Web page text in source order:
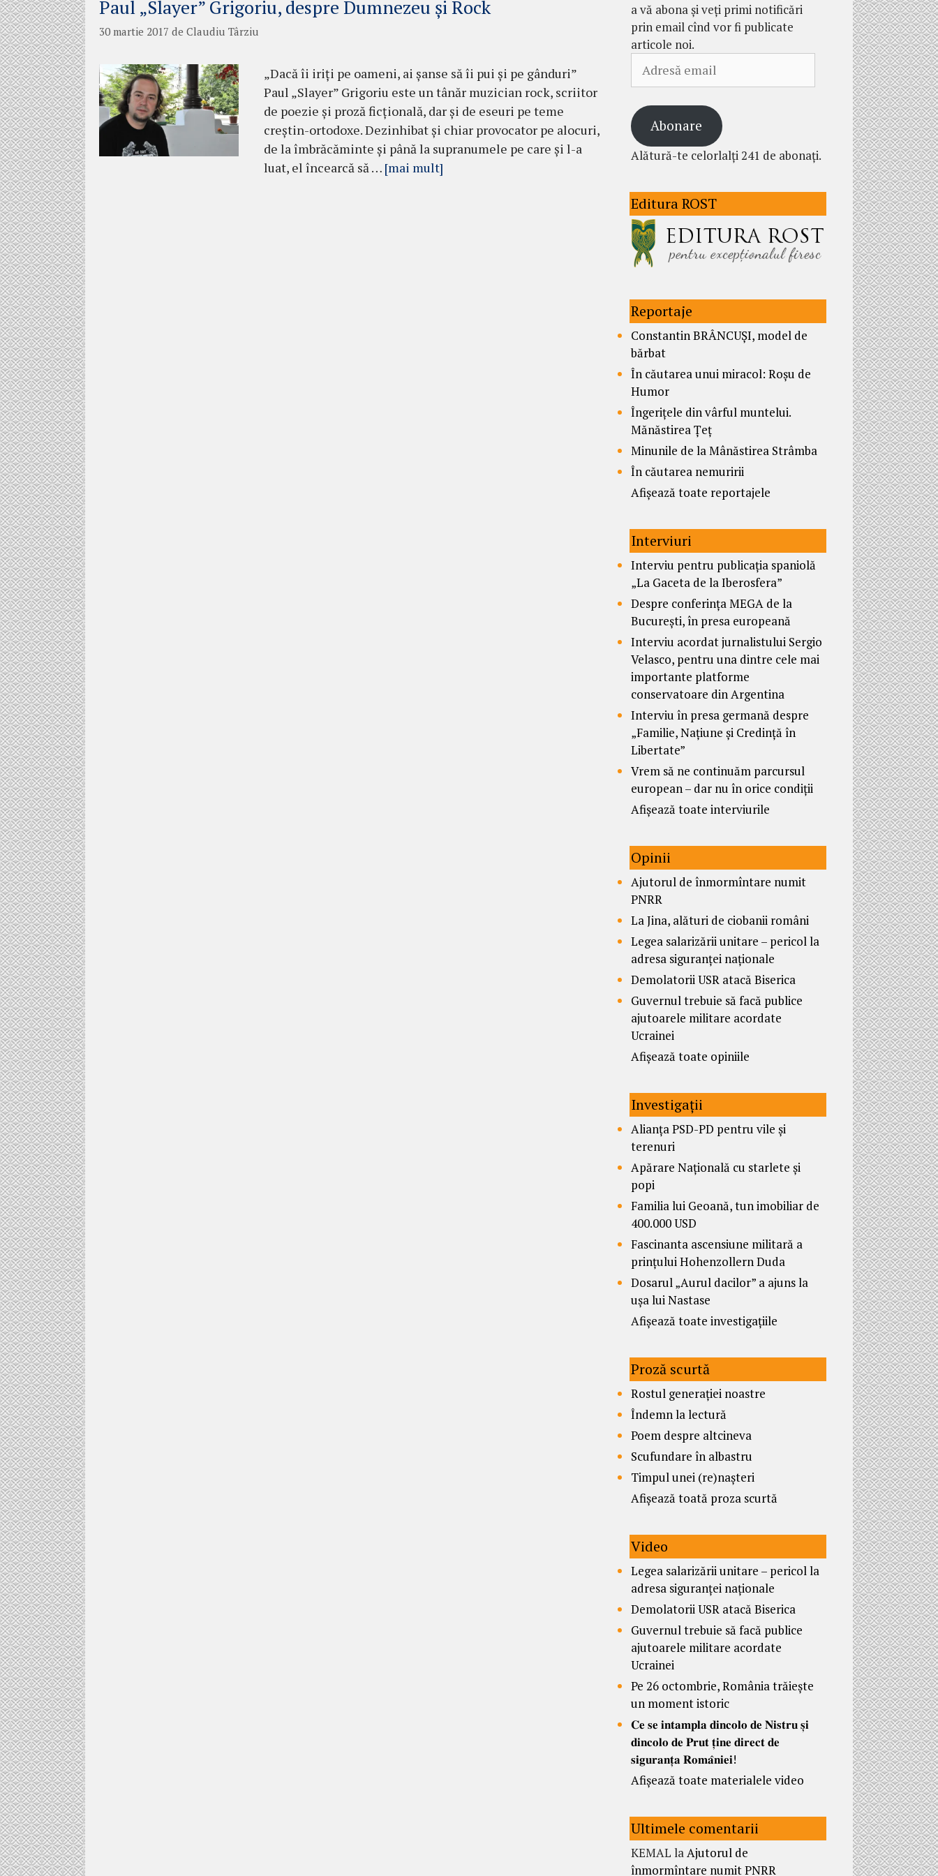
Paul „Slayer” Grigoriu, despre Dumnezeu și Rock
30 martie 2017 de Claudiu Târziu
„Dacă îi iriţi pe oameni, ai şanse să îi pui şi pe gânduri”
Paul „Slayer” Grigoriu este un tânăr muzi­cian rock, scriitor
de poezie şi proză ficţio­nală, dar şi de eseuri pe teme
creştin-orto­doxe. Dezinhibat şi chiar provocator pe alocuri,
de la îmbrăcăminte şi până la supranumele pe care şi l-a
luat, el încearcă să … [mai mult]
a vă abona și veți primi notificări
prin email cînd vor fi publicate
articole noi.
email
Abonare
Alătură-te celorlalți 241 de abonați.
Editura ROST
Reportaje
Constantin BRÂNCUȘI, model de
bărbat
În căutarea unui miracol: Roșu de
Humor
Îngerițele din vârful muntelui.
Mănăstirea Țeț
Minunile de la Mânăstirea Strâmba
În căutarea nemuririi
Afișează toate reportajele
Interviuri
Interviu pentru publicația spaniolă
„La Gaceta de la Iberosfera”
Despre conferința MEGA de la
București, în presa europeană
Interviu acordat jurnalistului Sergio
Velasco, pentru una dintre cele mai
importante platforme
conservatoare din Argentina
Interviu în presa germană despre
„Familie, Națiune și Credință în
Libertate”
Vrem să ne continuăm parcursul
european – dar nu în orice condiții
Afișează toate interviurile
Opinii
Ajutorul de înmormîntare numit
PNRR
La Jina, alături de ciobanii români
Legea salarizării unitare – pericol la
adresa siguranței naționale
Demolatorii USR atacă Biserica
Guvernul trebuie să facă publice
ajutoarele militare acordate
Ucrainei
Afișează toate opiniile
Investigații
Alianța PSD-PD pentru vile și
terenuri
Apărare Națională cu starlete și
popi
Familia lui Geoană, tun imobiliar de
400.000 USD
Fascinanta ascensiune militară a
prințului Hohenzollern Duda
Dosarul „Aurul dacilor” a ajuns la
ușa lui Nastase
Afișează toate investigațiile
Proză scurtă
Rostul generației noastre
Îndemn la lectură
Poem despre altcineva
Scufundare în albastru
Timpul unei (re)nașteri
Afișează toată proza scurtă
Video
Legea salarizării unitare – pericol la
adresa siguranței naționale
Demolatorii USR atacă Biserica
Guvernul trebuie să facă publice
ajutoarele militare acordate
Ucrainei
Pe 26 octombrie, România trăiește
un moment istoric
𝐂𝐞 𝐬𝐞 𝐢𝐧𝐭𝐚𝐦𝐩𝐥𝐚 𝐝𝐢𝐧𝐜𝐨𝐥𝐨 𝐝𝐞 𝐍𝐢𝐬𝐭𝐫𝐮 𝐬̦𝐢
𝐝𝐢𝐧𝐜𝐨𝐥𝐨 𝐝𝐞 𝐏𝐫𝐮𝐭 𝐭̦𝐢𝐧𝐞 𝐝𝐢𝐫𝐞𝐜𝐭 𝐝𝐞
𝐬𝐢𝐠𝐮𝐫𝐚𝐧𝐭̦𝐚 𝐑𝐨𝐦𝐚̂𝐧𝐢𝐞𝐢!
Afișează toate materialele video
Ultimele comentarii
KEMAL laAjutorul de
înmormîntare numit PNRR